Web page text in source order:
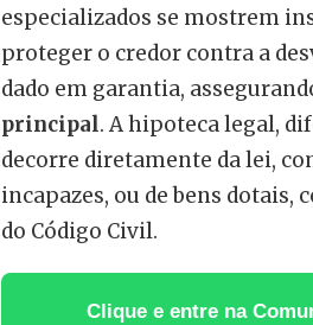
especializados se mostrem
proteger o credor contra a
dado em garantia,
principal. A hipoteca legal,
decorre diretamente da lei,
incapazes, ou de bens dotais,
do Código Civil.
Clique e entre na